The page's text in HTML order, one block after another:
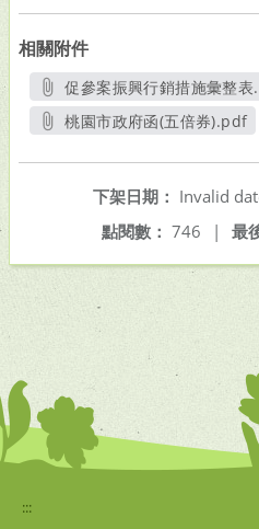
相關附件
促參案振興行銷措施彙整
另開新視窗
桃園市政府函(五倍券).pdf
下架日期： Invalid
最
點閱數： 746 |
:::